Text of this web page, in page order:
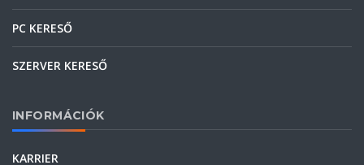
PC KERESŐ
SZERVER KERESŐ
INFORMÁCIÓK
KARRIER